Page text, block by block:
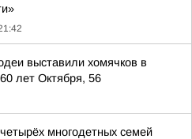
выставили хомячков в
лет Октября, 56
многодетных семей